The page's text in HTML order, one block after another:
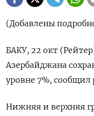
(Добавлены
БАКУ, 22 окт
Азербайджана
уровне 7%, сообщил
Нижняя и верхняя